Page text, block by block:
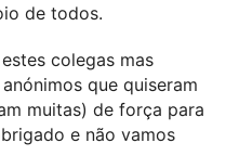
de todos.
colegas mas
que quiseram
muitas) de força para
e não vamos